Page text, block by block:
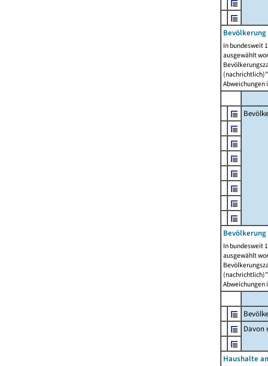
In bundesweit
ausgewählt
Abweichungen
In bundesweit
ausgewählt
Abweichungen
Davon
Haushalte